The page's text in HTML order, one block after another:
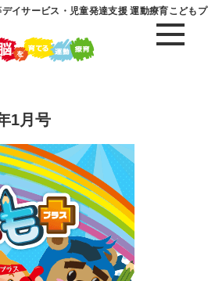
イサービス・児童発達支援 運動療育こどもプ
1月号